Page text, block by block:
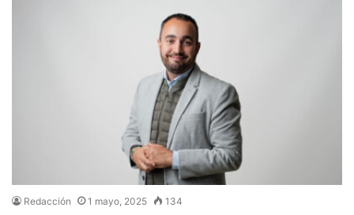
Redacción 1 mayo, 2025 134